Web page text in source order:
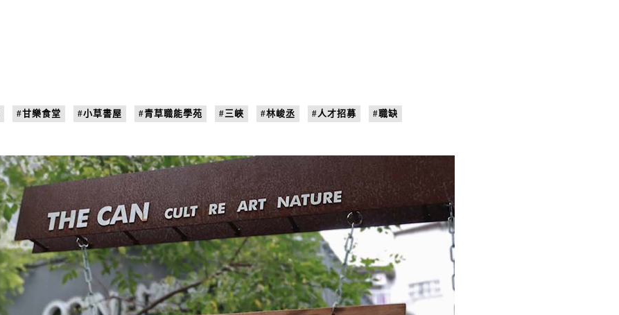
#甘樂食堂 #小草書屋 #青草職能學苑 #三峽 #林峻丞 #人才招募 #職缺